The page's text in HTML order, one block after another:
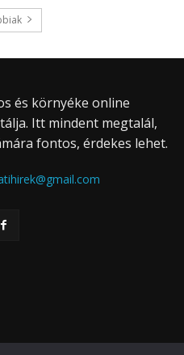
és környéke online
Itt mindent megtalál,
fontos, érdekes lehet.